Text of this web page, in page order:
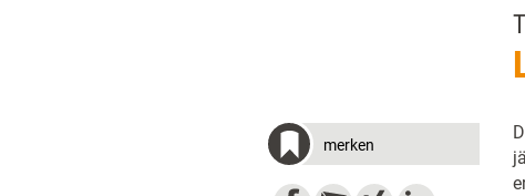
merken